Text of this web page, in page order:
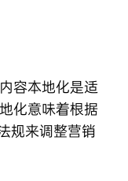
容本地化是适
化意味着根据
规来调整营销